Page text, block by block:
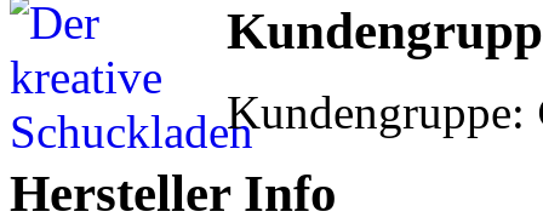
Kundengruppe:
Hersteller Info